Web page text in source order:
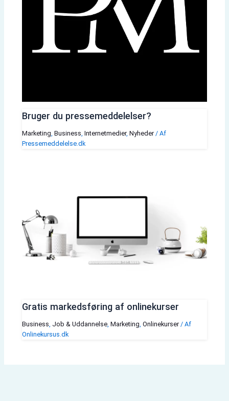
Bruger du pressemeddelelser?
Marketing Business Internetmedier, Nyheder/ Af
Pressemeddelelse.dk
Gratis markedsføring af onlinekurser
Business Job & Uddannelse, Marketing Onlinekurser/ Af
Onlinekursus.dk